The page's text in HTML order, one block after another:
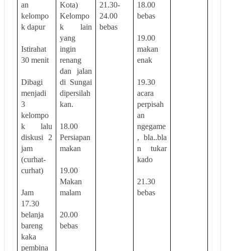
an
kelompo
k dapur
Istirahat
30 menit
Dibagi
menjadi
3
kelompo
k lalu
diskusi 2
jam
(curhat-
curhat)
Jam
17.30
belanja
bareng
kaka
pembina
Kota)
Kelompo
k lain
yang
ingin
renang
dan jalan
di Sungai
dipersilah
kan.
18.00
Persiapan
makan
19.00
Makan
malam
20.00
bebas
21.30-
24.00
bebas
18.00
bebas
19.00
makan
enak
19.30
acara
perpisah
an
ngegame
, bla..bla
n tukar
kado
21.30
bebas